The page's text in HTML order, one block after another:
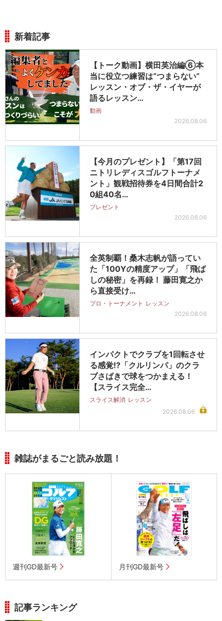
新着記事
【トーク動画】横田英治編⑥本
当に役立つ練習は“つまらない”
レッスン・オブ・ザ・イヤーが
語るレッスン…
動画
2026.08.06
【今月のプレゼント】「第17回
ニトリレディスゴルフトーナメ
ント」観戦招待券を4日間合計2
0組40名…
プレゼント
2026.08.06
全英制覇！桑木志帆が語ってい
た「100Yの精度アップ」「飛ば
しの秘密」を再録！ 藤田寛之か
ら直接受け…
プロ・トーナメント レッスン
2026.08.06
インパクトでクラブを1回転させ
る感覚!?「クルリンパ」のクラ
ブさばきで球をつかまえる！
【スライス完全…
スライス解消 レッスン
2026.08.06
雑誌がまるごと読み放題！
週刊GD最新号 月刊GD最新号
記事ランキング